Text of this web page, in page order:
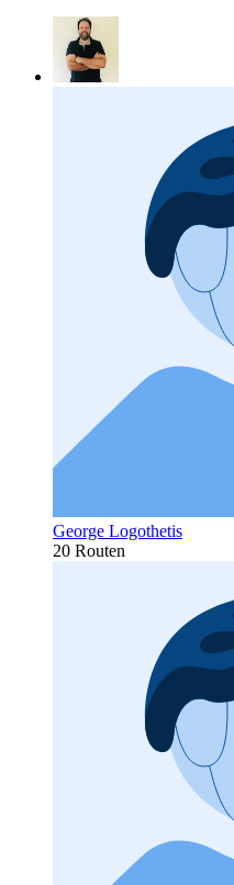
George Logothetis
20 Routen